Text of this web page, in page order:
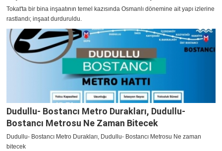
Tokat'ta bir bina inşaatının temel kazısında Osmanlı dönemine ait yapı izlerine
rastlandı; inşaat durduruldu.
Dudullu- Bostancı Metro Durakları, Dudullu-
Bostancı Metrosu Ne Zaman Bitecek
Dudullu- Bostancı Metro Durakları, Dudullu- Bostancı Metrosu Ne zaman
bitecek